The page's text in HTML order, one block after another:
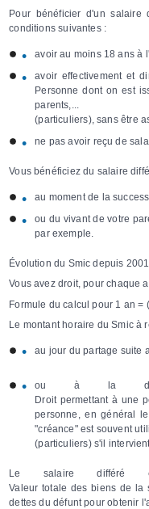
Pour bénéficier d'un salaire
conditions suivantes :
avoir au moins 18 ans à
avoir effectivement et
Personne dont on est
parents,...
(particuliers), sans être
ne pas avoir reçu de
Vous bénéficiez du salaire
au moment de la
ou du vivant de votre
par exemple.
Évolution du Smic depuis 2001
Vous avez droit, pour chaque
Formule du calcul pour 1 an =
Le montant horaire du Smic à
au jour du partage suite
ou à la
Droit permettant à une
personne, en général
"créance" est souvent
(particuliers) s'il
Le salaire différé
Valeur totale des biens de la
dettes du défunt pour obtenir